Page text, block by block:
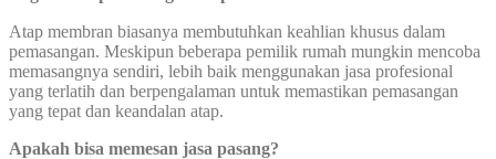
Atap membran biasanya membutuhkan keahlian khusus dalam
pemasangan. Meskipun beberapa pemilik rumah mungkin mencoba
memasangnya sendiri, lebih baik menggunakan jasa profesional
yang terlatih dan berpengalaman untuk memastikan pemasangan
yang tepat dan keandalan atap.
Apakah bisa memesan jasa pasang?